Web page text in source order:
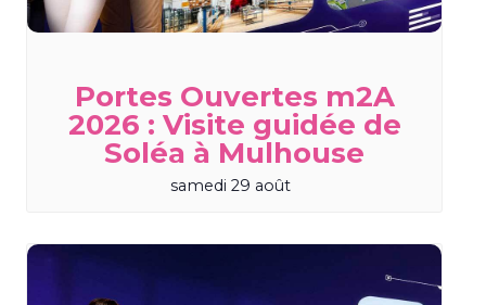
Portes Ouvertes m2A
2026 : Visite guidée de
Soléa à Mulhouse
samedi 29 août